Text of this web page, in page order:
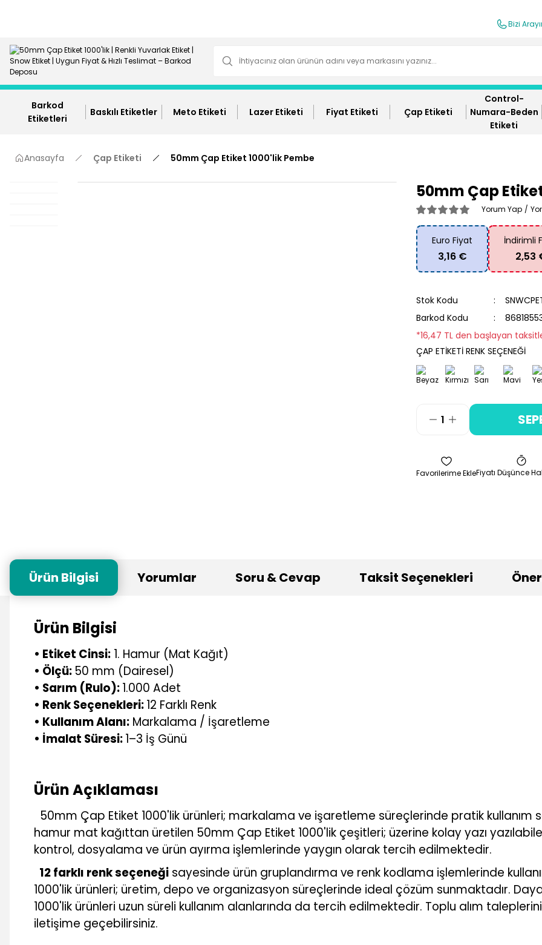
Bizi
Barkod
Etiketleri
Baskılı Etiketler Meto Etiketi Lazer Etiketi Fiyat Etiketi Çap Etiketi
Control-
Numara-Beden
Etiketi
Anasayfa Çap Etiketi 50mm Çap Etiket 1000'lik Pembe
50mm Çap
Yorum Yap /
Euro Fiyat
3,16 €
İndirimli
2,53
Stok Kodu
Barkod Kodu
*16,47 TL den başlayan
ÇAP ETİKETİ RENK SEÇENEĞİ
Fiyatı Düşünce
Ürün Bilgisi Yorumlar Soru & Cevap Taksit Seçenekleri
Ürün Bilgisi
• Etiket Cinsi: 1. Hamur (Mat Kağıt)
• Ölçü:50 mm (Dairesel)
• Sarım (Rulo):1.000 Adet
• Renk Seçenekleri:12 Farklı Renk
• Kullanım Alanı: Markalama / İşaretleme
• İmalat Süresi:1–3 İş Günü
Ürün Açıklaması
50mm Çap Etiket 1000'lik ürünleri; markalama ve işaretleme süreçlerinde pratik kullanım
hamur mat kağıttan üretilen 50mm Çap Etiket 1000'lik çeşitleri; üzerine kolay yazı
kontrol, dosyalama ve ürün ayırma işlemlerinde yaygın olarak tercih edilmektedir.
12 farklı renk seçeneği sayesinde ürün gruplandırma ve renk kodlama işlemlerinde
1000'lik ürünleri; üretim, depo ve organizasyon süreçlerinde ideal çözüm sunmaktadır.
1000'lik ürünleri uzun süreli kullanım alanlarında da tercih edilmektedir. Toplu alım
iletişime geçebilirsiniz.